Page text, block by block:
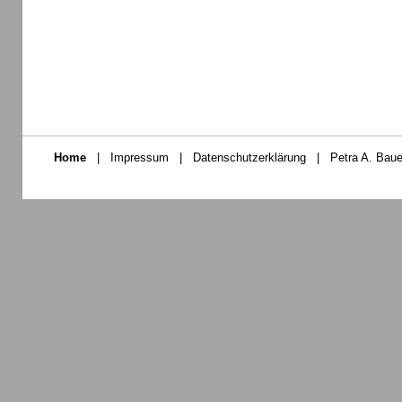
Home | Impressum | Datenschutzerklärung | Petra A.